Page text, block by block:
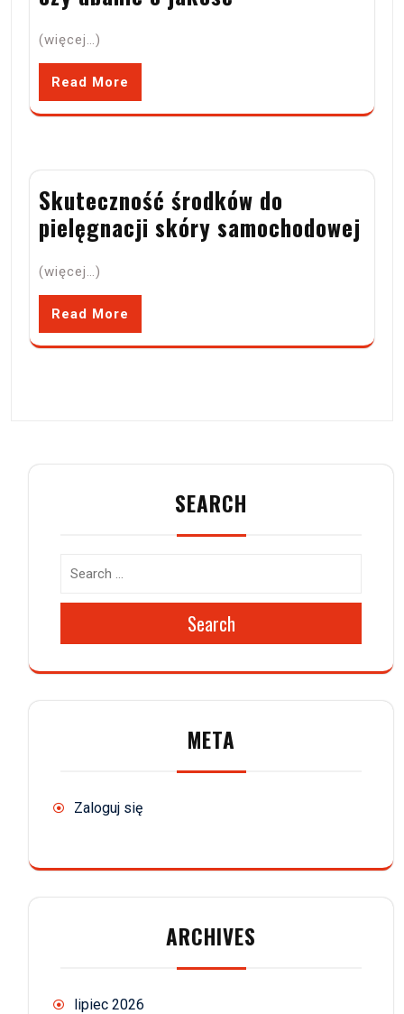
(więcej…)
Read More
Skuteczność środków do
pielęgnacji skóry samochodowej
(więcej…)
Read More
SEARCH
Search
META
Zaloguj się
ARCHIVES
lipiec 2026